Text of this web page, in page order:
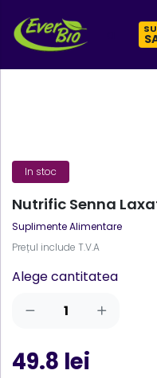
In stoc
Nutrific Senna
Suplimente Alimentare
Prețul include T.V.A
Alege cantitatea
49.8 lei